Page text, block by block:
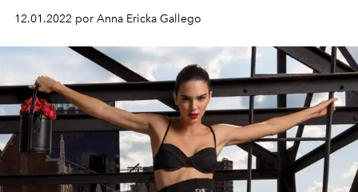
12.01.2022 por Anna Ericka Gallego